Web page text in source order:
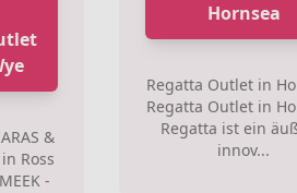
&
Ross
-
Hornsea
Regatta Outlet in
Regatta Outlet in
Regatta ist ein
innov...